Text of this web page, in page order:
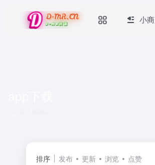
小
排序 发布 更新 浏览 点赞